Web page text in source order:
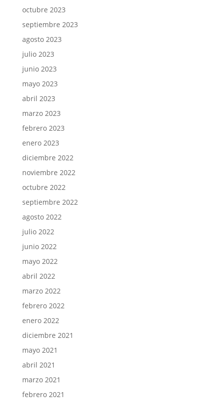
octubre 2023
septiembre 2023
agosto 2023
julio 2023
junio 2023
mayo 2023
abril 2023
marzo 2023
febrero 2023
enero 2023
diciembre 2022
noviembre 2022
octubre 2022
septiembre 2022
agosto 2022
julio 2022
junio 2022
mayo 2022
abril 2022
marzo 2022
febrero 2022
enero 2022
diciembre 2021
mayo 2021
abril 2021
marzo 2021
febrero 2021